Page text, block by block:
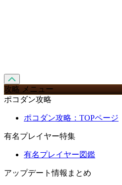
攻略 メニュー
ポコダン攻略
ポコダン攻略：TOPページ
有名プレイヤー特集
有名プレイヤー図鑑
アップデート情報まとめ